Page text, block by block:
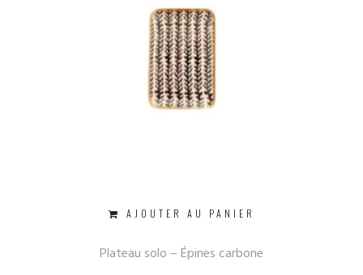
AJOUTER AU PANIER
Plateau solo – Épines carbone